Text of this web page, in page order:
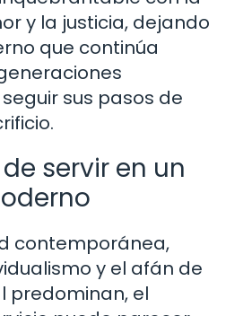
y la justicia, dejando
que continúa
sus pasos de
servir en un
contemporánea,
y el afán de
predominan, el